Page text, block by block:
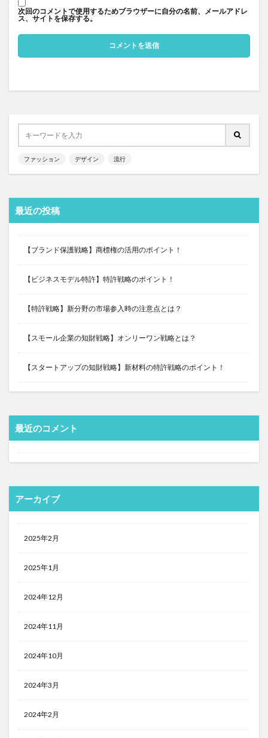
次回のコメントで使用するためブラウザーに自分の名前、メールアドレ
ス、サイトを保存する。
ファッション デザイン 流行
最近の投稿
【ブランド保護戦略】商標権の活用のポイント！
【ビジネスモデル特許】特許戦略のポイント！
【特許戦略】新分野の市場参入時の注意点とは？
【スモール企業の知財戦略】オンリーワン戦略とは？
【スタートアップの知財戦略】新材料の特許戦略のポイント！
最近のコメント
アーカイブ
2025年2月
2025年1月
2024年12月
2024年11月
2024年10月
2024年3月
2024年2月